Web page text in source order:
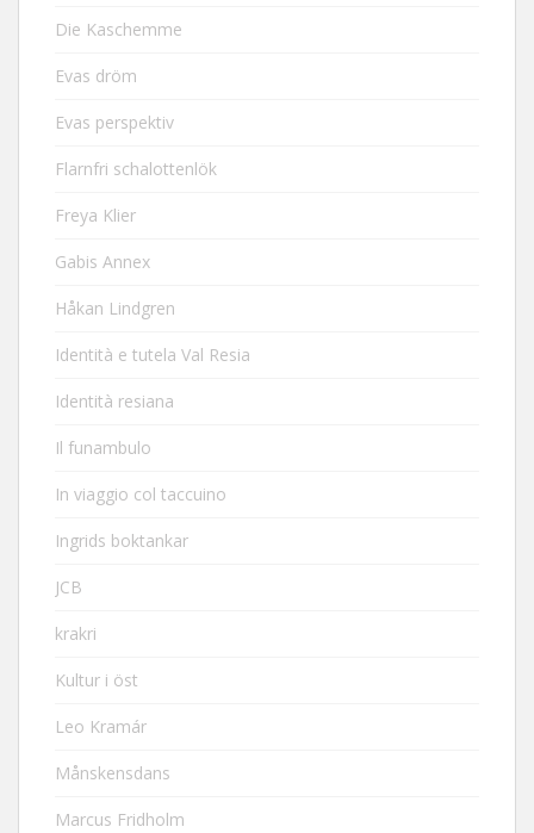
Die Kaschemme
Evas dröm
Evas perspektiv
Flarnfri schalottenlök
Freya Klier
Gabis Annex
Håkan Lindgren
Identità e tutela Val Resia
Identità resiana
Il funambulo
In viaggio col taccuino
Ingrids boktankar
JCB
krakri
Kultur i öst
Leo Kramár
Månskensdans
Marcus Fridholm